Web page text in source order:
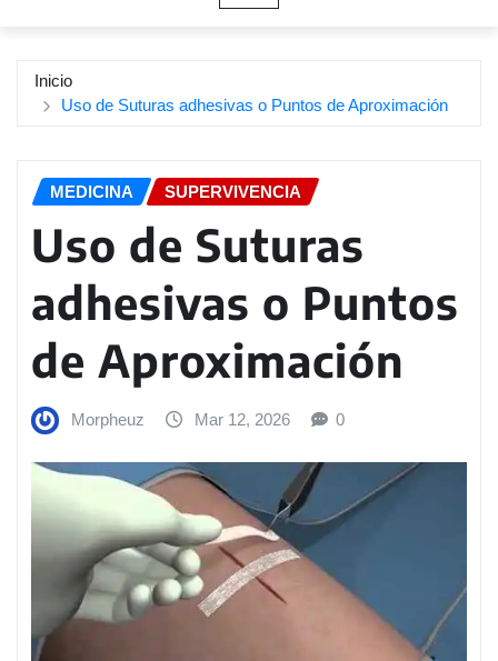
Inicio
Uso de Suturas adhesivas o Puntos de Aproximación
MEDICINA SUPERVIVENCIA
Uso de Suturas
adhesivas o Puntos
de Aproximación
Morpheuz Mar 12, 2026 0